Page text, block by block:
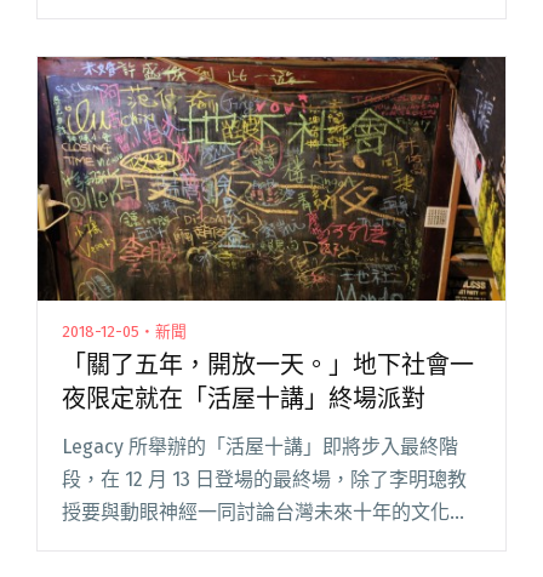
對談。寺尾先生在 2016 年創辦了廠牌大浪漫唱片
"【活屋十講回顧】「月見」寺尾談接手The Wall
始末 斑斑預告明年以「林以樂」身份發單曲"
2018-12-05・新聞
「關了五年，開放一天。」地下社會一
夜限定就在「活屋十講」終場派對
Legacy 所舉辦的「活屋十講」即將步入最終階
段，在 12 月 13 日登場的最終場，除了李明璁教
授要與動眼神經一同討論台灣未來十年的文化戰